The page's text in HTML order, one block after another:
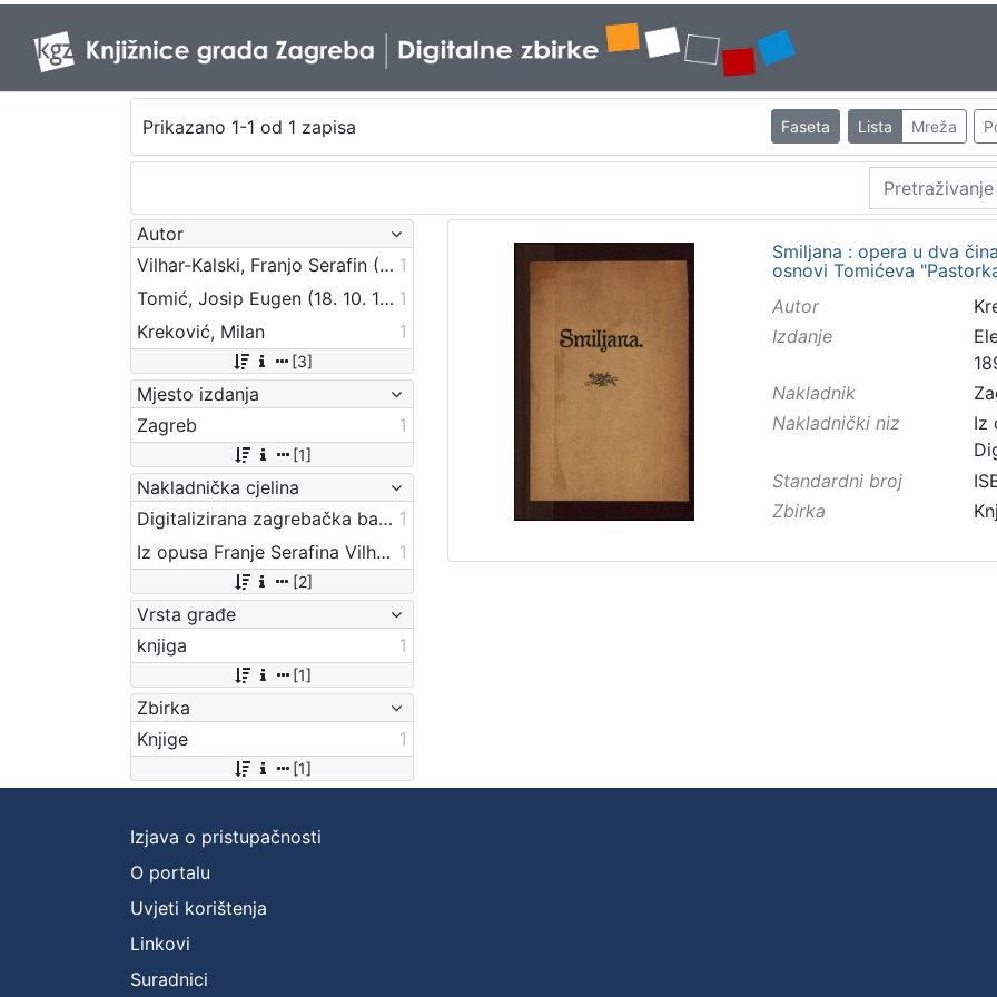
Prikazano 1-1 od 1 zapisa Faseta Lista Mreža
Autor
Vilhar-Kalski, Franjo Serafin (5. 1. 1852. – 4. 3. 1928.) 1
Tomić, Josip Eugen (18. 10. 1843. – 13. 7. 1906.) 1
Kreković, Milan
1
[3]
Mjesto izdanja
Zagreb
1
[1]
Nakladnička cjelina
Digitalizirana zagrebačka baština 1
Iz opusa Franje Serafina Vilhara-Kalskog 1
[2]
Vrsta građe
knjiga
1
[1]
Zbirka
Knjige
1
[1]
Smiljana : opera u dva
osnovi Tomićeva
Autor
Izdanje
Nakladnik
Nakladnički niz
Iz
Standardni broj
Zbirka
Izjava o pristupačnosti
O portalu
Uvjeti korištenja
Linkovi
Suradnici